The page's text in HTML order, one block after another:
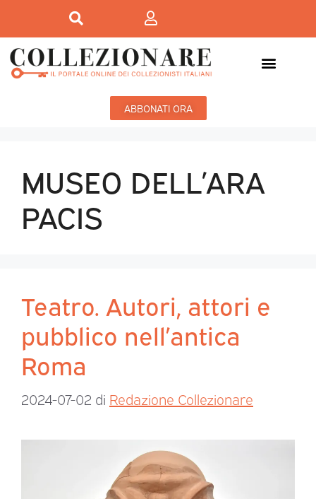
ABBONATI ORA
MUSEO DELL’ARA
PACIS
Teatro. Autori, attori e
pubblico nell’antica
Roma
2024-07-02 di Redazione Collezionare